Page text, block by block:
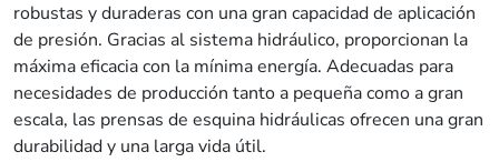
robustas y duraderas con una gran capacidad de aplicación
de presión. Gracias al sistema hidráulico, proporcionan la
máxima eficacia con la mínima energía. Adecuadas para
necesidades de producción tanto a pequeña como a gran
escala, las prensas de esquina hidráulicas ofrecen una gran
durabilidad y una larga vida útil.